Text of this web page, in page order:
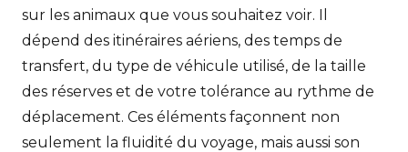
sur les animaux que vous souhaitez voir. Il
dépend des itinéraires aériens, des temps de
transfert, du type de véhicule utilisé, de la taille
des réserves et de votre tolérance au rythme de
déplacement. Ces éléments façonnent non
seulement la fluidité du voyage, mais aussi son